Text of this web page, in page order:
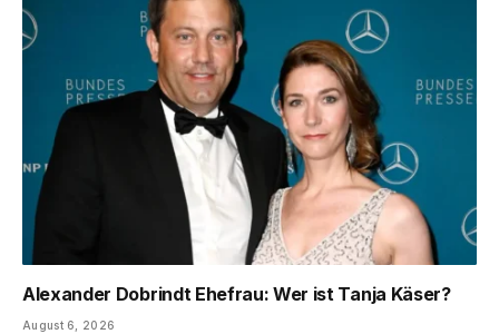
Alexander Dobrindt Ehefrau: Wer ist Tanja Käser?
August 6, 2026